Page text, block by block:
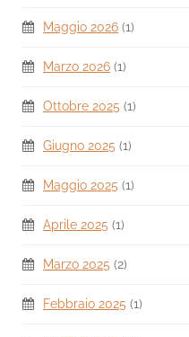
Maggio 2026 (1)
Marzo 2026 (1)
Ottobre 2025 (1)
Giugno 2025 (1)
Maggio 2025 (1)
Aprile 2025 (1)
Marzo 2025 (2)
Febbraio 2025 (1)